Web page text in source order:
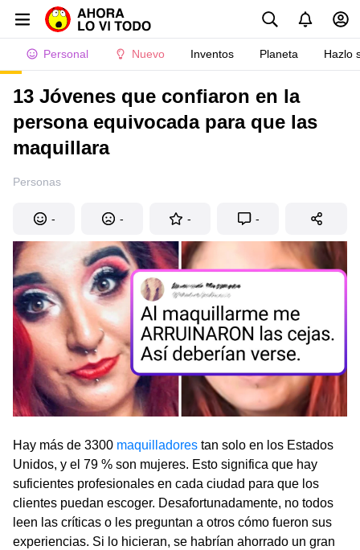
Personal Nuevo Inventos Planeta Hazlo
13 Jóvenes que confiaron en la
persona equivocada para que las
maquillara
Personas
- - - -
Hay más de 3300 maquilladores tan solo en los Estados
Unidos, y el 79 % son mujeres. Esto significa que hay
suficientes profesionales en cada ciudad para que los
clientes puedan escoger. Desafortunadamente, no todos
leen las críticas o les preguntan a otros cómo fueron sus
experiencias. Si lo hicieran, se habrían ahorrado un gran